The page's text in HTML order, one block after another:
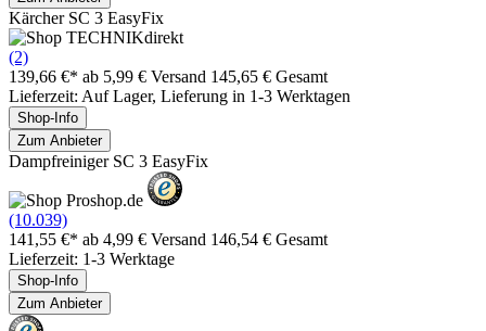
Kärcher SC 3 EasyFix
(2)
139,66 €* ab 5,99 € Versand 145,65 € Gesamt
Lieferzeit: Auf Lager, Lieferung in 1-3 Werktagen
Shop-Info
Zum Anbieter
Dampfreiniger SC 3 EasyFix
(10.039)
141,55 €* ab 4,99 € Versand 146,54 € Gesamt
Lieferzeit: 1-3 Werktage
Shop-Info
Zum Anbieter